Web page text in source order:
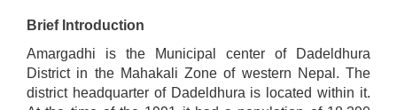
Brief Introduction
Amargadhi is the Municipal center of Dadeldhura
District in the Mahakali Zone of western Nepal. The
district headquarter of Dadeldhura is located within it.